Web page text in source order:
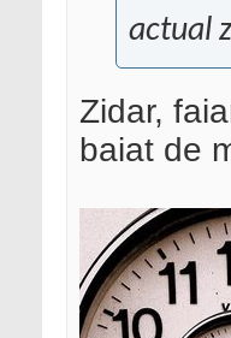
actual
Zidar,
baiat de